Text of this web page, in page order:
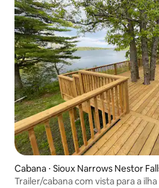
Cabana ⋅ Sioux Narrows Nestor
Trailer/cabana com vista para a